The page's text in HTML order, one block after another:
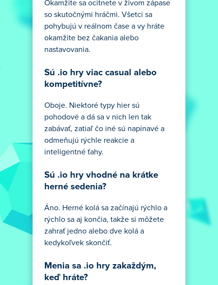
Okamžite sa ocitnete v živom zápase
so skutočnými hráčmi. Všetci sa
pohybujú v reálnom čase a vy hráte
okamžite bez čakania alebo
nastavovania.
Sú .io hry viac casual alebo
kompetitívne?
Oboje. Niektoré typy hier sú
pohodové a dá sa v nich len tak
zabávať, zatiaľ čo iné sú napínavé a
odmeňujú rýchle reakcie a
inteligentné ťahy.
Sú .io hry vhodné na krátke
herné sedenia?
Áno. Herné kolá sa začínajú rýchlo a
rýchlo sa aj končia, takže si môžete
zahrať jedno alebo dve kolá a
kedykoľvek skončiť.
Menia sa .io hry zakaždým,
keď hráte?